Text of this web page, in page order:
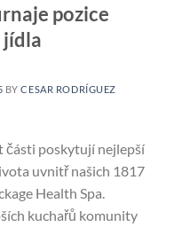
pozice
jídla
BYCESAR RODRÍGUEZ
části poskytují nejlepší
uvnitř našich 1817
Health Spa.
kuchařů komunity